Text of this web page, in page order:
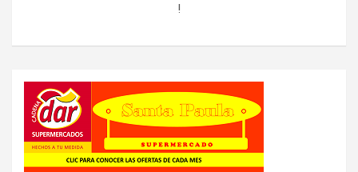
!